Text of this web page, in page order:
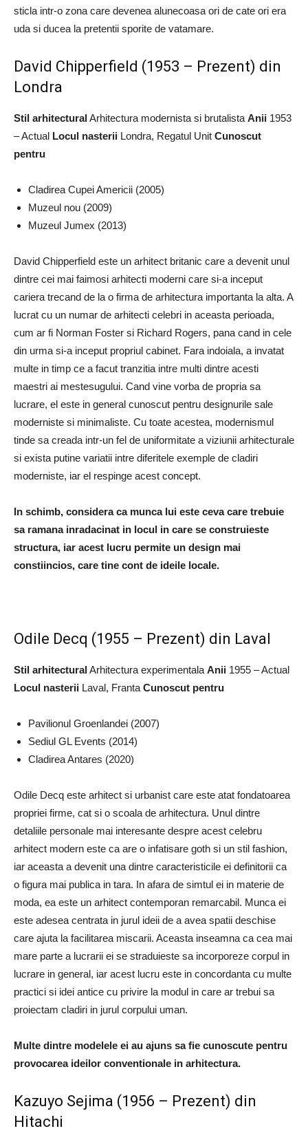
sticla intr-o zona care devenea alunecoasa ori de cate ori era
uda si ducea la pretentii sporite de vatamare.
David Chipperfield (1953 – Prezent) din
Londra
Stil arhitecturalArhitectura modernista si brutalista Anii 1953
– Actual Locul nasterii Londra, Regatul Unit Cunoscut
pentru
Cladirea Cupei Americii (2005)
Muzeul nou (2009)
Muzeul Jumex (2013)
David Chipperfield este un arhitect britanic care a devenit unul
dintre cei mai faimosi arhitecti moderni care si-a inceput
cariera trecand de la o firma de arhitectura importanta la alta. A
lucrat cu un numar de arhitecti celebri in aceasta perioada,
cum ar fi Norman Foster si Richard Rogers, pana cand in cele
din urma si-a inceput propriul cabinet. Fara indoiala, a invatat
multe in timp ce a facut tranzitia intre multi dintre acesti
maestri ai mestesugului. Cand vine vorba de propria sa
lucrare, el este in general cunoscut pentru designurile sale
moderniste si minimaliste. Cu toate acestea, modernismul
tinde sa creada intr-un fel de uniformitate a viziunii arhitecturale
si exista putine variatii intre diferitele exemple de cladiri
moderniste, iar el respinge acest concept.
In schimb, considera ca munca lui este ceva care trebuie
sa ramana inradacinat in locul in care se construieste
structura, iar acest lucru permite un design mai
constiincios, care tine cont de ideile locale.
Odile Decq (1955 – Prezent) din Laval
Stil arhitecturalArhitectura experimentala Anii 1955 – Actual
Locul nasterii Laval, Franta Cunoscut pentru
Pavilionul Groenlandei (2007)
Sediul GL Events (2014)
Cladirea Antares (2020)
Odile Decq este arhitect si urbanist care este atat fondatoarea
propriei firme, cat si o scoala de arhitectura. Unul dintre
detaliile personale mai interesante despre acest celebru
arhitect modern este ca are o infatisare goth si un stil fashion,
iar aceasta a devenit una dintre caracteristicile ei definitorii ca
o figura mai publica in tara. In afara de simtul ei in materie de
moda, ea este un arhitect contemporan remarcabil. Munca ei
este adesea centrata in jurul ideii de a avea spatii deschise
care ajuta la facilitarea miscarii. Aceasta inseamna ca cea mai
mare parte a lucrarii ei se straduieste sa incorporeze corpul in
lucrare in general, iar acest lucru este in concordanta cu multe
practici si idei antice cu privire la modul in care ar trebui sa
proiectam cladiri in jurul corpului uman.
Multe dintre modelele ei au ajuns sa fie cunoscute pentru
provocarea ideilor conventionale in arhitectura.
Kazuyo Sejima (1956 – Prezent) din
Hitachi